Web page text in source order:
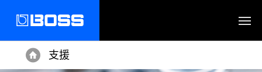
Home
支援